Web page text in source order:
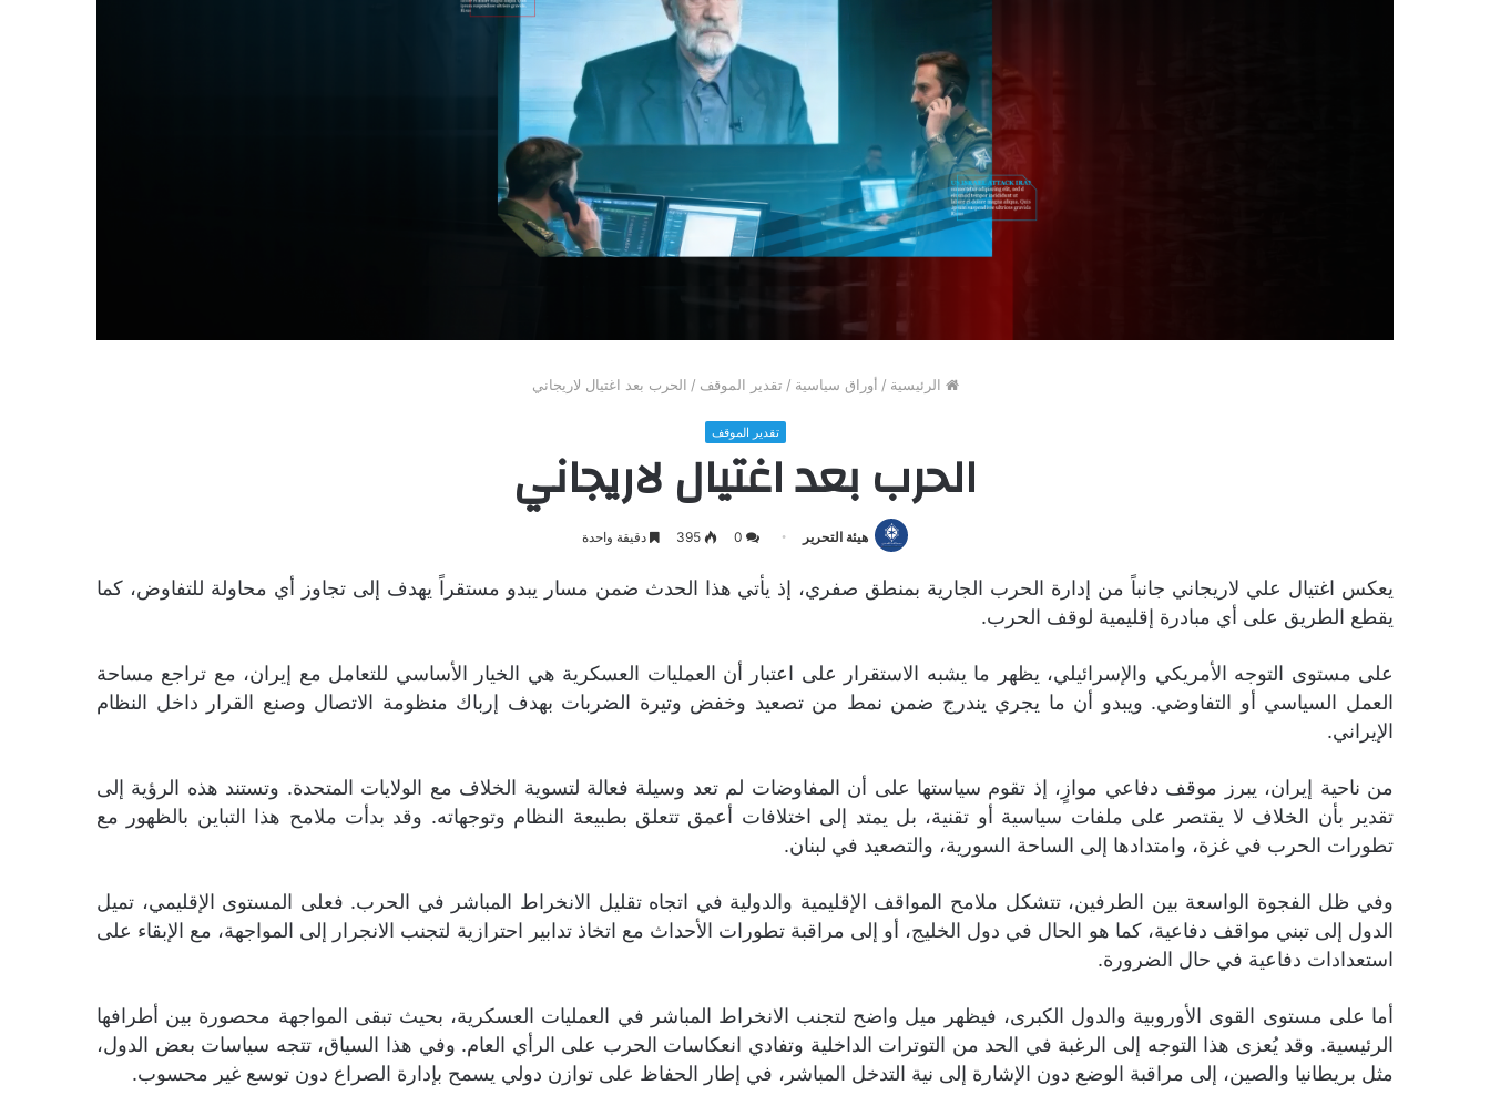
الرئيسية / أوراق سياسية / تقدير الموقف / الحرب بعد اغتيال لاريجاني
تقدير الموقف
الحرب بعد اغتيال لاريجاني
هيئة التحرير 0
395 دقيقة واحدة
يعكس اغتيال علي لاريجاني جانباً من إدارة الحرب الجارية بمنطق صفري، إذ يأتي هذا الحدث ضمن مسار يبدو مستقراً يهدف إلى تجاوز أي محاولة للتفاوض، كما
يقطع الطريق على أي مبادرة إقليمية لوقف الحرب.
على مستوى التوجه الأمريكي والإسرائيلي، يظهر ما يشبه الاستقرار على اعتبار أن العمليات العسكرية هي الخيار الأساسي للتعامل مع إيران، مع تراجع مساحة
العمل السياسي أو التفاوضي. ويبدو أن ما يجري يندرج ضمن نمط من تصعيد وخفض وتيرة الضربات بهدف إرباك منظومة الاتصال وصنع القرار داخل النظام
الإيراني.
من ناحية إيران، يبرز موقف دفاعي موازٍ، إذ تقوم سياستها على أن المفاوضات لم تعد وسيلة فعالة لتسوية الخلاف مع الولايات المتحدة. وتستند هذه الرؤية إلى
تقدير بأن الخلاف لا يقتصر على ملفات سياسية أو تقنية، بل يمتد إلى اختلافات أعمق تتعلق بطبيعة النظام وتوجهاته. وقد بدأت ملامح هذا التباين بالظهور مع
تطورات الحرب في غزة، وامتدادها إلى الساحة السورية، والتصعيد في لبنان.
وفي ظل الفجوة الواسعة بين الطرفين، تتشكل ملامح المواقف الإقليمية والدولية في اتجاه تقليل الانخراط المباشر في الحرب. فعلى المستوى الإقليمي، تميل
الدول إلى تبني مواقف دفاعية، كما هو الحال في دول الخليج، أو إلى مراقبة تطورات الأحداث مع اتخاذ تدابير احترازية لتجنب الانجرار إلى المواجهة، مع الإبقاء على
استعدادات دفاعية في حال الضرورة.
أما على مستوى القوى الأوروبية والدول الكبرى، فيظهر ميل واضح لتجنب الانخراط المباشر في العمليات العسكرية، بحيث تبقى المواجهة محصورة بين أطرافها
الرئيسية. وقد يُعزى هذا التوجه إلى الرغبة في الحد من التوترات الداخلية وتفادي انعكاسات الحرب على الرأي العام. وفي هذا السياق، تتجه سياسات بعض الدول،
مثل بريطانيا والصين، إلى مراقبة الوضع دون الإشارة إلى نية التدخل المباشر، في إطار الحفاظ على توازن دولي يسمح بإدارة الصراع دون توسع غير محسوب.